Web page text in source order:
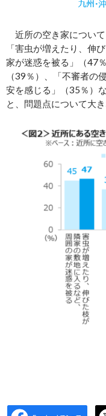
近所の空き家について
「害虫が増えたり、伸
家が迷惑を被る」（47
（39％）、「不審者の
安を感じる」（35％）
と、問題点について大